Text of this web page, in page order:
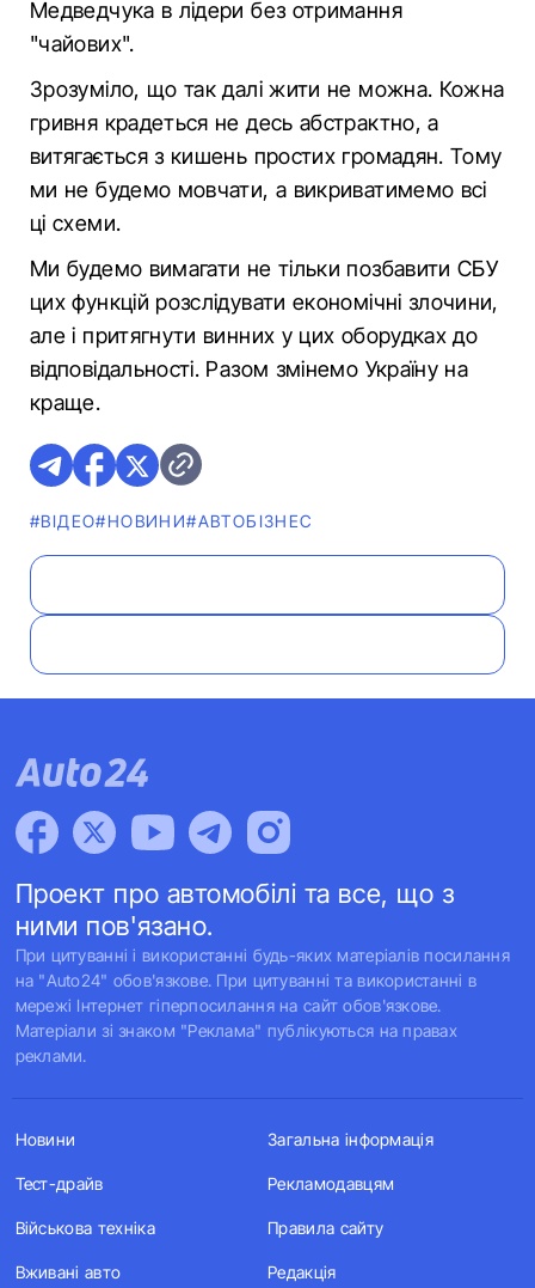
Медведчука в лідери без отримання
"чайових".
Зрозуміло, що так далі жити не можна. Кожна
гривня крадеться не десь абстрактно, а
витягається з кишень простих громадян. Тому
ми не будемо мовчати, а викриватимемо всі
ці схеми.
Ми будемо вимагати не тільки позбавити СБУ
цих функцій розслідувати економічні злочини,
але і притягнути винних у цих оборудках до
відповідальності. Разом змінемо Україну на
краще.
#ВІДЕО#НОВИНИ#АВТОБІЗНЕС
Проект про автомобілі та все, що з
ними пов'язано.
При цитуванні і використанні будь-яких матеріалів посилання
на "Auto24" обов'язкове. При цитуванні та використанні в
мережі Інтернет гіперпосилання на сайт обов'язкове.
Матеріали зі знаком "Реклама" публікуються на правах
реклами.
Новини
Тест-драйв
Військова техніка
Вживані авто
Загальна інформація
Рекламодавцям
Правила сайту
Редакція